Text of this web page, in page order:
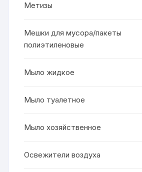
Метизы
Мешки для мусора/пакеты
полиэтиленовые
Мыло жидкое
Мыло туалетное
Мыло хозяйственное
Освежители воздуха